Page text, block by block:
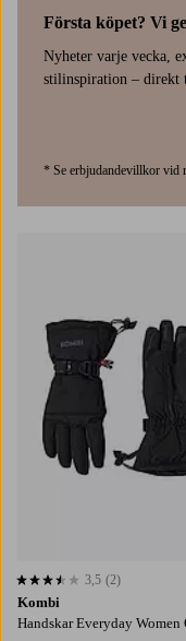
Första köpet? Vi
Nyheter varje vecka,
stilinspiration – direkt
* Se erbjudandevillkor vid
Kombi
Handskar Everyday Women
3,5 baserat på 2 st betyg
3,5 (2)